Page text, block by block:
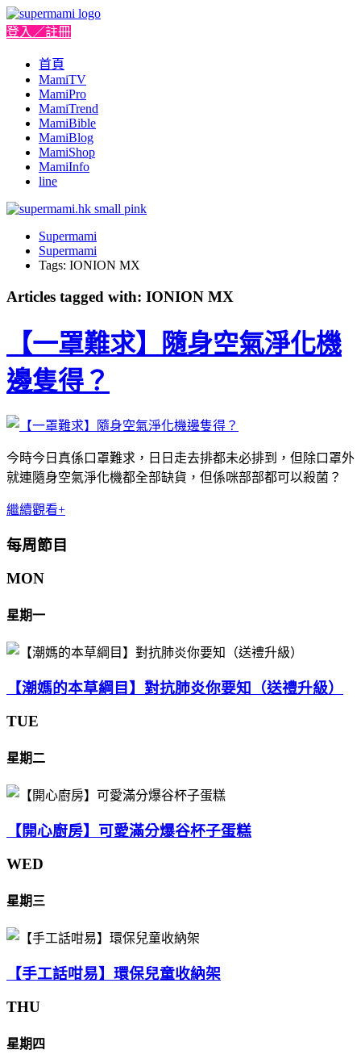
登入／註冊
首頁
MamiTV
MamiPro
MamiTrend
MamiBible
MamiBlog
MamiShop
MamiInfo
line
Supermami
Supermami
Tags: IONION MX
Articles tagged with: IONION MX
【一罩難求】隨身空氣淨化機
邊隻得？
今時今日真係口罩難求，日日走去排都未必排到，但除口罩外
就連隨身空氣淨化機都全部缺貨，但係咪部部都可以殺菌？
繼續觀看+
每周節目
MON
星期一
【潮媽的本草綱目】對抗肺炎你要知（送禮升級）
TUE
星期二
【開心廚房】可愛滿分爆谷杯子蛋糕
WED
星期三
【手工話咁易】環保兒童收納架
THU
星期四